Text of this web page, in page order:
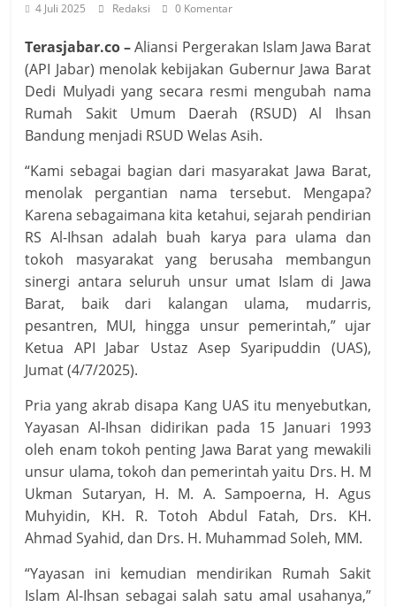
4 Juli 2025 Redaksi 0 Komentar
Terasjabar.co –Aliansi Pergerakan Islam Jawa Barat
(API Jabar) menolak kebijakan Gubernur Jawa Barat
Dedi Mulyadi yang secara resmi mengubah nama
Rumah Sakit Umum Daerah (RSUD) Al Ihsan
Bandung menjadi RSUD Welas Asih.
“Kami sebagai bagian dari masyarakat Jawa Barat,
menolak pergantian nama tersebut. Mengapa?
Karena sebagaimana kita ketahui, sejarah pendirian
RS Al-Ihsan adalah buah karya para ulama dan
tokoh masyarakat yang berusaha membangun
sinergi antara seluruh unsur umat Islam di Jawa
Barat, baik dari kalangan ulama, mudarris,
pesantren, MUI, hingga unsur pemerintah,” ujar
Ketua API Jabar Ustaz Asep Syaripuddin (UAS),
Jumat (4/7/2025).
Pria yang akrab disapa Kang UAS itu menyebutkan,
Yayasan Al-Ihsan didirikan pada 15 Januari 1993
oleh enam tokoh penting Jawa Barat yang mewakili
unsur ulama, tokoh dan pemerintah yaitu Drs. H. M
Ukman Sutaryan, H. M. A. Sampoerna, H. Agus
Muhyidin, KH. R. Totoh Abdul Fatah, Drs. KH.
Ahmad Syahid, dan Drs. H. Muhammad Soleh, MM.
“Yayasan ini kemudian mendirikan Rumah Sakit
Islam Al-Ihsan sebagai salah satu amal usahanya,”